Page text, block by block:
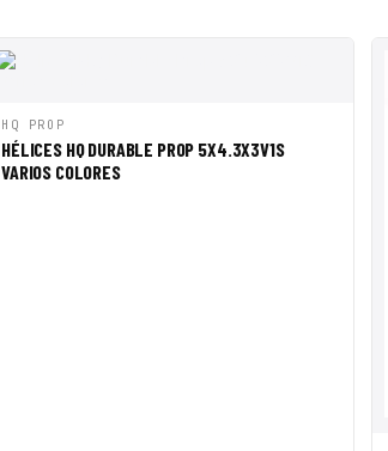
VISTA RÁPIDA
HQ PROP
HÉLICES HQ DURABLE PROP 5X4.3X3V1S
VARIOS COLORES